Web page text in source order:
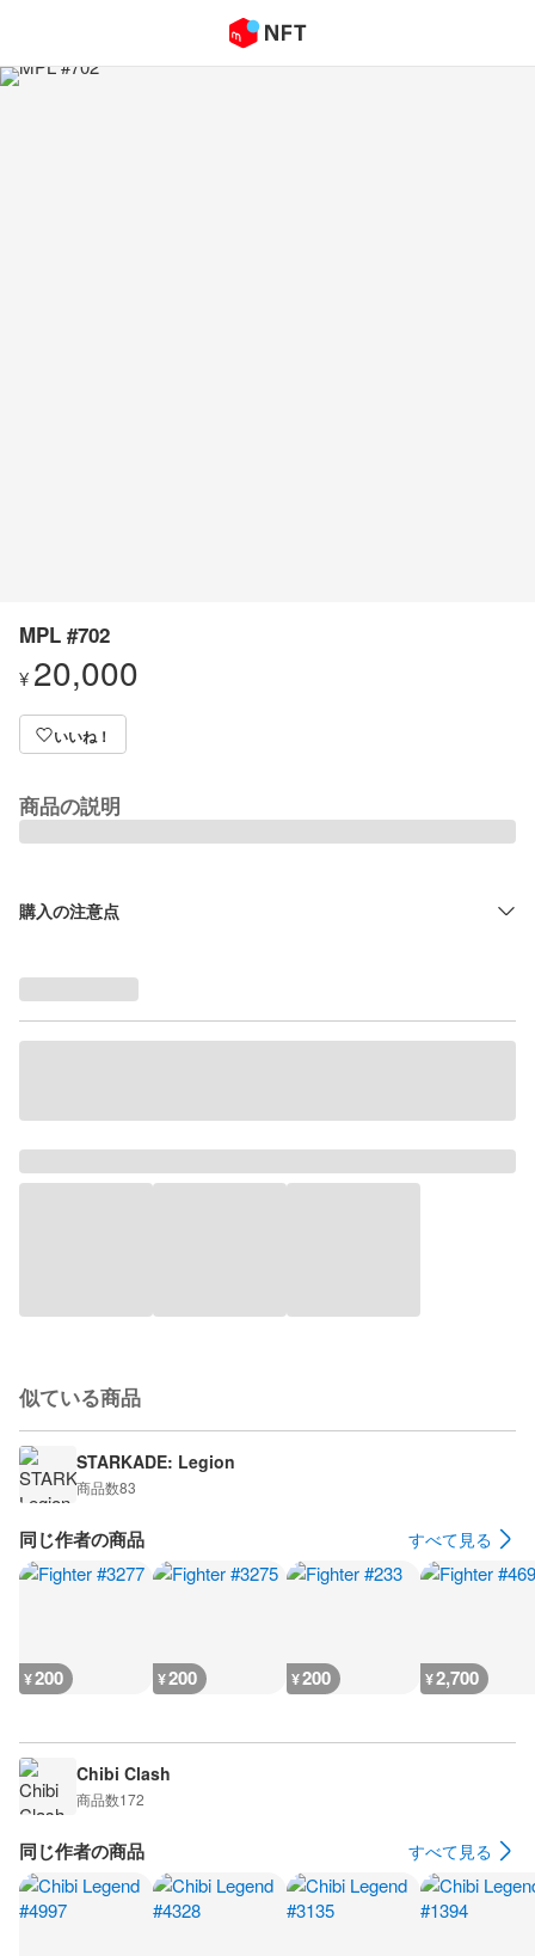
MPL #702
¥ 20,000
いいね！
商品の説明
購入の注意点
似ている商品
STARKADE: Legion
商品数83
同じ作者の商品 すべて見る
¥200 ¥200 ¥200 ¥2,700
Chibi Clash
商品数172
同じ作者の商品 すべて見る